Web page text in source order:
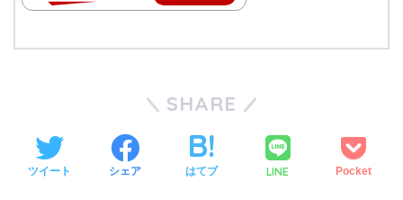
SHARE
ツイート シェア はてブ LINE Pocket